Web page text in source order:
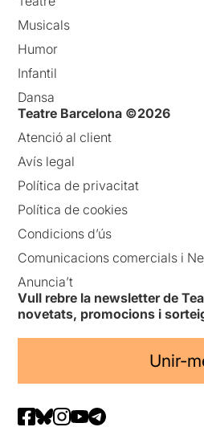
Musicals
Humor
Infantil
Dansa
Teatre Barcelona ©2026
Atenció al client
Avís legal
Política de privacitat
Política de cookies
Condicions d’ús
Comunicacions comercials i
Anuncia’t
Vull rebre la newsletter de
novetats, promocions i
Unir-